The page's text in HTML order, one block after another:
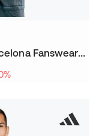
Koszulka Polo FC Barcelona Fanswear 2025-2026